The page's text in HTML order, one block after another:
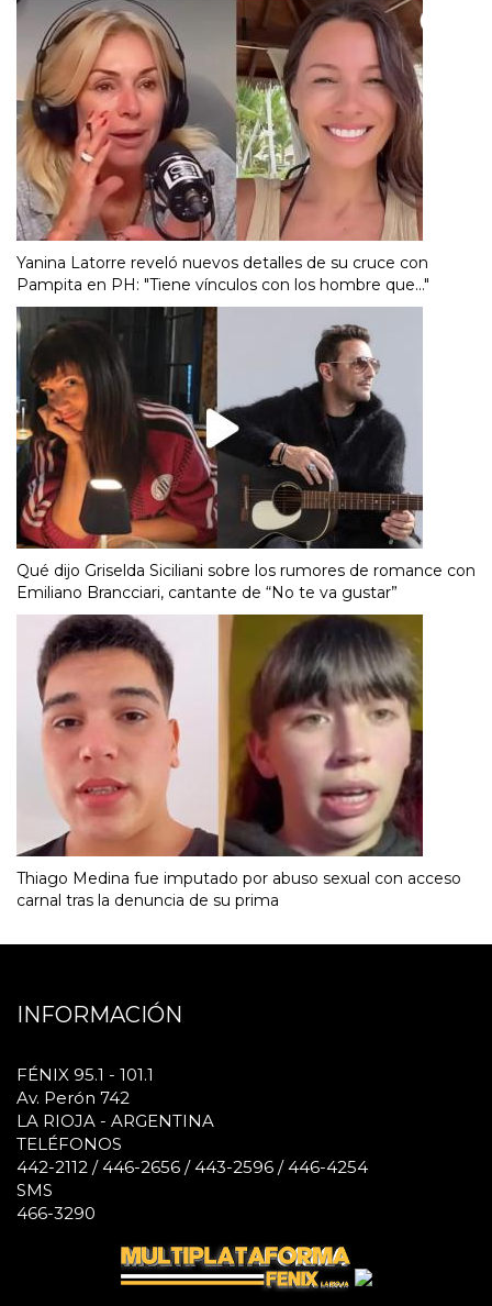
Yanina Latorre reveló nuevos detalles de su cruce con
Pampita en PH: "Tiene vínculos con los hombre que..."
Qué dijo Griselda Siciliani sobre los rumores de romance con
Emiliano Brancciari, cantante de “No te va gustar”
Thiago Medina fue imputado por abuso sexual con acceso
carnal tras la denuncia de su prima
INFORMACIÓN
FÉNIX 95.1 - 101.1
Av. Perón 742
LA RIOJA - ARGENTINA
TELÉFONOS
442-2112 / 446-2656 / 443-2596 / 446-4254
SMS
466-3290